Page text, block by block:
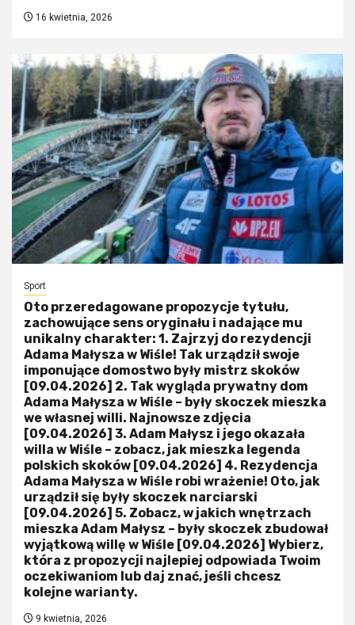
16 kwietnia, 2026
Sport
Oto przeredagowane propozycje tytułu,
zachowujące sens oryginału i nadające mu
unikalny charakter: 1. Zajrzyj do rezydencji
Adama Małysza w Wiśle! Tak urządził swoje
imponujące domostwo były mistrz skoków
[09.04.2026] 2. Tak wygląda prywatny dom
Adama Małysza w Wiśle – były skoczek mieszka
we własnej willi. Najnowsze zdjęcia
[09.04.2026] 3. Adam Małysz i jego okazała
willa w Wiśle – zobacz, jak mieszka legenda
polskich skoków [09.04.2026] 4. Rezydencja
Adama Małysza w Wiśle robi wrażenie! Oto, jak
urządził się były skoczek narciarski
[09.04.2026] 5. Zobacz, w jakich wnętrzach
mieszka Adam Małysz – były skoczek zbudował
wyjątkową willę w Wiśle [09.04.2026] Wybierz,
która z propozycji najlepiej odpowiada Twoim
oczekiwaniom lub daj znać, jeśli chcesz
kolejne warianty.
9 kwietnia, 2026